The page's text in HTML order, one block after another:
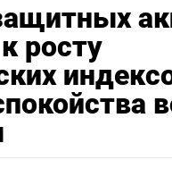
росту